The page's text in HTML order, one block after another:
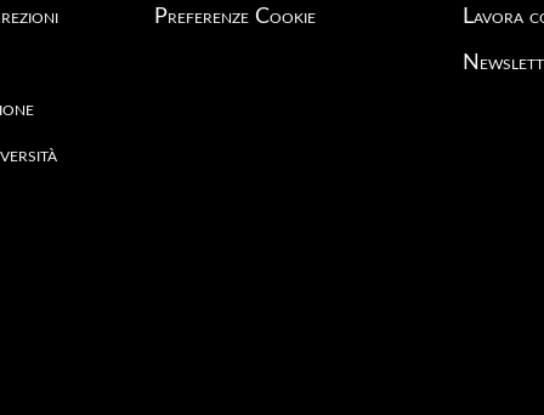
Preferenze Cookie Lavora